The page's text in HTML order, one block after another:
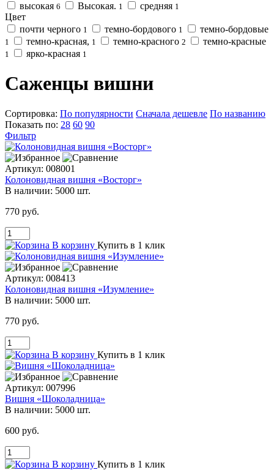
высокая 6 Высокая. 1 средняя 1
Цвет
почти черного 1 темно-бордового 1 темно-бордовые
1 темно-красная, 1 темно-красного 2 темно-красные
1 ярко-красная 1
Саженцы вишни
Сортировка: По популярности Сначала дешевле По названию
Показать по: 28 60 90
Фильтр
Артикул: 008001
Колоновидная вишня «Восторг»
В наличии: 5000 шт.
770 руб.
В корзину Купить в 1 клик
Артикул: 008413
Колоновидная вишня «Изумление»
В наличии: 5000 шт.
770 руб.
В корзину Купить в 1 клик
Артикул: 007996
Вишня «Шоколадница»
В наличии: 5000 шт.
600 руб.
В корзину Купить в 1 клик